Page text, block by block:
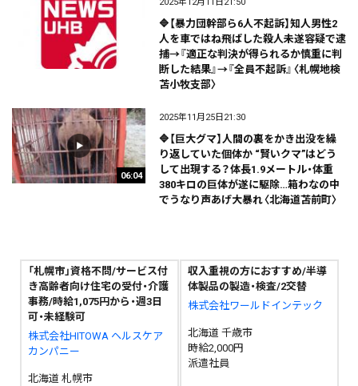
2025年12月11日21:50
🔷【暴力団幹部ら6人不起訴】知人男性2
人を車ではね飛ばした殺人未遂容疑で逮
捕→『適正な判決が得られるか慎重に判
断した結果』→『全員不起訴』〈札幌地検
苫小牧支部〉
06:04
2025年11月25日21:30
🔷【巨大グマ】人間の裏をかき出没を繰
り返していた個体か “賢いクマ”はどう
して出現する？体長1.9メートル・体重
380キロの巨体が遂に駆除…箱わなの中
でうなり声あげ大暴れ〈北海道苫前町〉
「札幌市」資格不問/サービス付
き高齢者向け住宅の受付・介護
事務/時給1,075円から・週3日
可・未経験可
株式会社HITOWA ヘルスケア
カンパニー
北海道 札幌市
収入重視の方におすすめ/半導
体製品の製造・検査/2交替
株式会社ワールドインテック
北海道 千歳市
時給2,000円
派遣社員